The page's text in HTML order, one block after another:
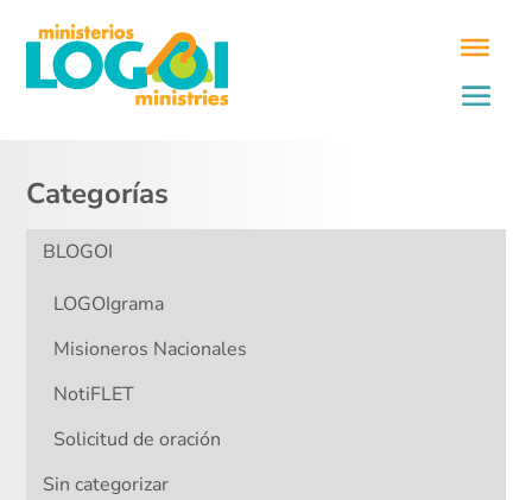
Categorías
BLOGOI
LOGOIgrama
Misioneros Nacionales
NotiFLET
Solicitud de oración
Sin categorizar